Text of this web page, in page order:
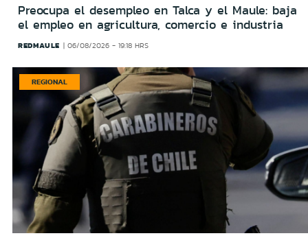
Preocupa el desempleo en Talca y el Maule: baja
el empleo en agricultura, comercio e industria
REDMAULE 06/08/2026 - 19:18 HRS
REGIONAL